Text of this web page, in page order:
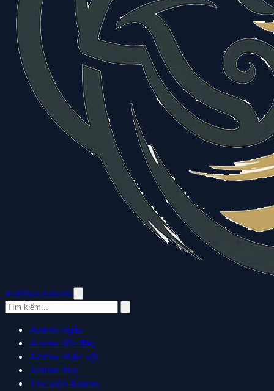
manhua.edu.vn
Anime ngầu
Anime độc đáo
Anime nhân vật
Anime đẹp
Thư viện Anime